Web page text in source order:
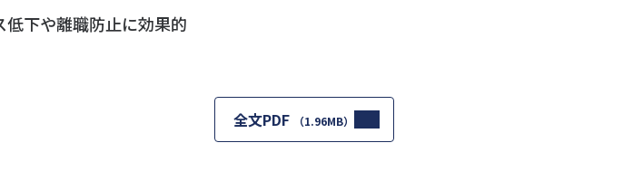
下や離職防止に効果的
全文PDF （1.96MB）